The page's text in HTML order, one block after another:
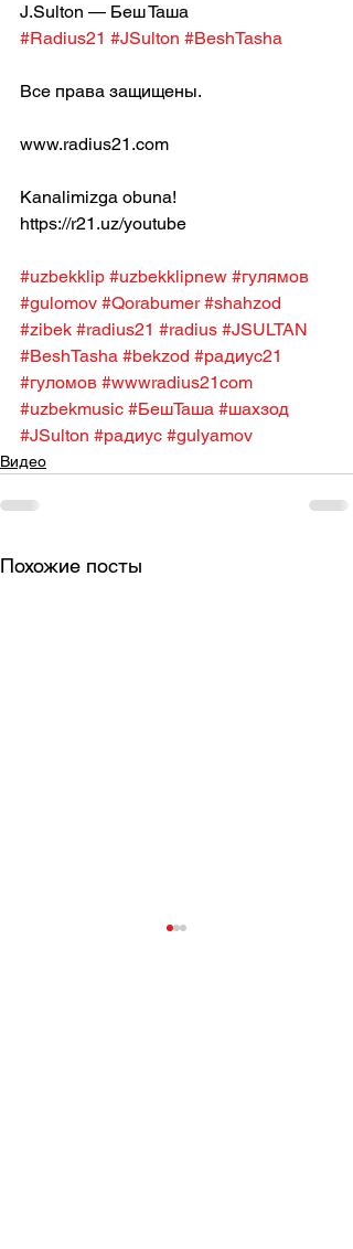
J.Sulton — Беш Таша
#Radius21 #JSulton #BeshTasha
Все права защищены.
www.radius21.com
Kanalimizga obuna!
https://r21.uz/youtube
#uzbekklip #uzbekklipnew #гулямов
#gulomov #Qorabumer #shahzod
#zibek #radius21 #radius #JSULTAN
#BeshTasha #bekzod #радиус21
#гуломов #wwwradius21com
#uzbekmusic #БешТаша #шахзод
#JSulton #радиус #gulyamov
Видео
Похожие посты